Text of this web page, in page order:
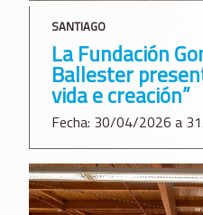
SANTIAGO
La Fundación
Ballester
vida e creación”
Fecha: 30/04/2026 a